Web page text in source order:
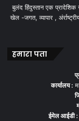
बुलंद हिंदुस्तान एक प्रादेशिक
खेल -जगत, व्यापार ,
हमारा पता
कार्यालय :
ईमेल आईडी :